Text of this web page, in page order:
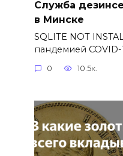
Служба
в Минске
SQLITE NOT
пандемией
0 10.5к.